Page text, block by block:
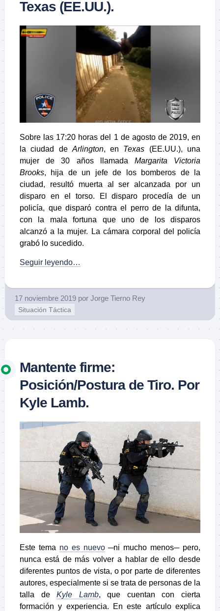
Texas (EE.UU.).
Sobre las 17:20 horas del 1 de agosto de 2019, en
la ciudad de Arlington, en Texas (EE.UU.), una
mujer de 30 años llamada Margarita Victoria
Brooks, hija de un jefe de los bomberos de la
ciudad, resultó muerta al ser alcanzada por un
disparo en el torso. El disparo procedía de un
policía, que disparó contra el perro de la difunta,
con la mala fortuna que uno de los disparos
alcanzó a la mujer. La cámara corporal del policía
grabó lo sucedido.
Seguir leyendo…
17 noviembre 2019 por Jorge Tierno Rey
Situación Táctica
Mantente firme:
Posición/Postura de Tiro. Por
Kyle Lamb.
Este tema no es nuevo─ni mucho menos─ pero,
nunca está de más volver a hablar de ello desde
diferentes puntos de vista, o por parte de diferentes
autores, especialmente si se trata de personas de la
talla deKyle Lamb, que cuentan con cierta
formación y experiencia. En este artículo explica